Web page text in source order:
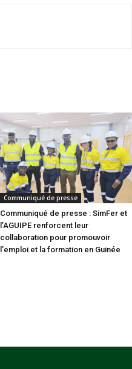
Communiqué de presse
Communiqué de presse : SimFer et
l’AGUIPE renforcent leur
collaboration pour promouvoir
l’emploi et la formation en Guinée